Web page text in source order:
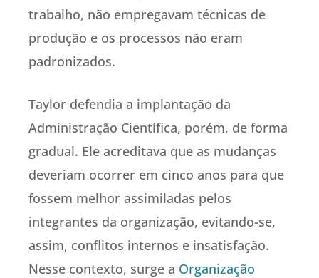
trabalho, não empregavam técnicas de
produção e os processos não eram
padronizados.
Taylor defendia a implantação da
Administração Científica, porém, de forma
gradual. Ele acreditava que as mudanças
deveriam ocorrer em cinco anos para que
fossem melhor assimiladas pelos
integrantes da organização, evitando-se,
assim, conflitos internos e insatisfação.
Nesse contexto, surge a Organização